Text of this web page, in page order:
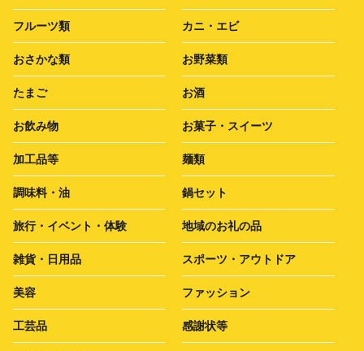
フルーツ類 カニ・エビ
おさかな類 お野菜類
たまご お酒
お飲み物 お菓子・スイーツ
加工品等 麺類
調味料・油 鍋セット
旅行・イベント・体験 地域のお礼の品
雑貨・日用品 スポーツ・アウトドア
美容 ファッション
工芸品 感謝状等